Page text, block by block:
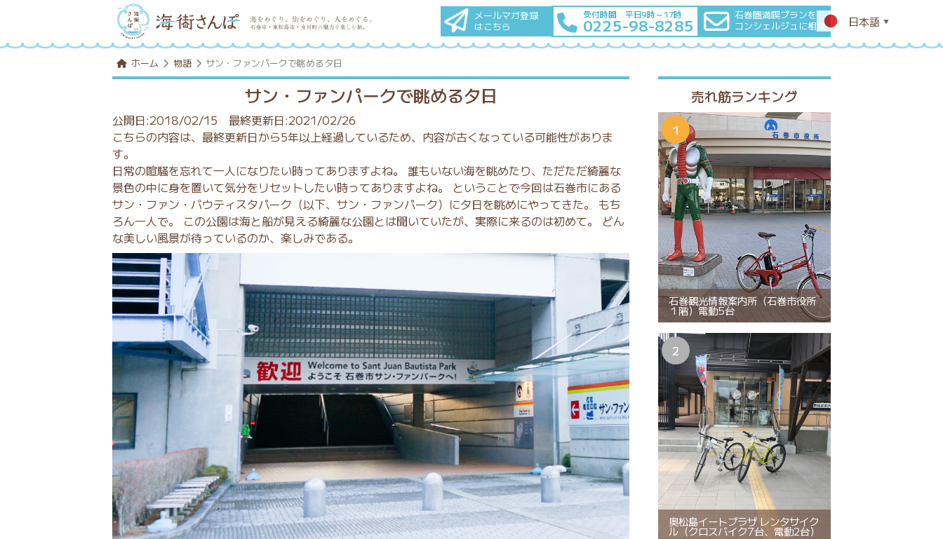
メールマガ登録
はこちら
受付時間 平日9時～17時
0225-98-8285
石巻圏満喫プランを
コンシェルジュに相談
ホーム 物語 サン・ファンパークで眺める夕日
サン・ファンパークで眺める夕日
公開日:2018/02/15 最終更新日:2021/02/26
こちらの内容は、最終更新日から5年以上経過しているため、内容が古くなっている可能性がありま
す。
日常の喧騒を忘れて一人になりたい時ってありますよね。 誰もいない海を眺めたり、ただただ綺麗な
景色の中に身を置いて気分をリセットしたい時ってありますよね。 ということで今回は石巻市にある
サン・ファン・バウティスタパーク（以下、サン・ファンパーク）に夕日を眺めにやってきた。 もち
ろん一人で。 この公園は海と船が見える綺麗な公園とは聞いていたが、実際に来るのは初めて。 どん
な美しい風景が待っているのか、楽しみである。
売れ筋ランキング
石巻観光情報案内所（石巻市役所
１階）電動5台
奥松島イートプラザ レンタサイク
ル（クロスバイク7台、電動2台）
日本語 ▼